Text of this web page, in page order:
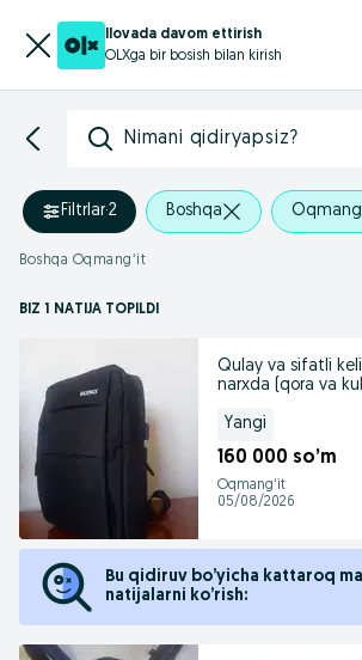
Ilovada davom ettirish
OLXga bir bosish bilan kirish
Nimani qidiryapsiz?
Filtrlar·2 Boshqa
Boshqa Oqmangʻit
BIZ 1 NATIJA TOPILDI
Qulay va sifatli
narxda (qora va
Yangi
160 000 so’m
Oqmangʻit
05/08/2026
Bu qidiruv bo’yicha kattaroq
natijalarni ko’rish: